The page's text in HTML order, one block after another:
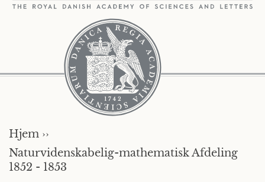
Hjem ››
Naturvidenskabelig-mathematisk Afdeling
1852 - 1853